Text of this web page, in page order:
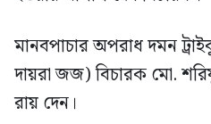
মানবপাচার অপরাধ দমন
দায়রা জজ) বিচারক মো.
রায় দেন।